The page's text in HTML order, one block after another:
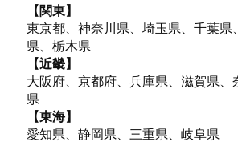
【関東】
東京都、神奈川県、埼玉県、千葉県
県、栃木県
【近畿】
大阪府、京都府、兵庫県、滋賀県、
県
【東海】
愛知県、静岡県、三重県、岐阜県